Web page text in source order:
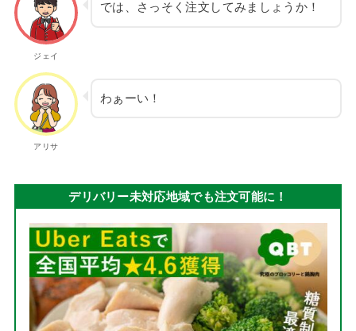
ジェイ
では、さっそく注文してみましょうか！
アリサ
わぁーい！
デリバリー未対応地域でも注文可能に！